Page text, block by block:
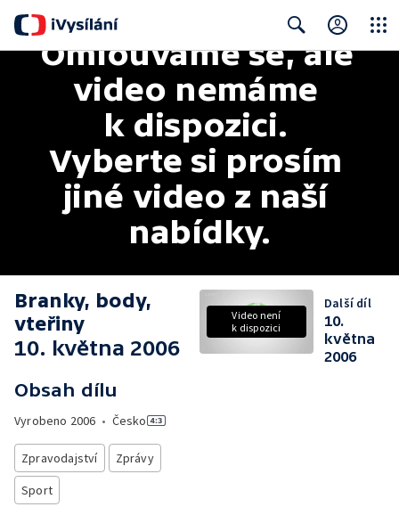
Search
Omlouváme se, ale
video nemáme
k dispozici.
Vyberte si prosím
jiné video z naší
nabídky.
Branky, body,
vteřiny
10. května 2006
Obsah dílu
Vyrobeno 2006 • Česko
Zpravodajství
Zprávy
Sport
Video není
k dispozici
Další díl
10.
května
2006